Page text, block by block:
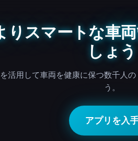
りスマートな車
しょう
活用して車両を健康に保つ数千人
う。
アプリを入